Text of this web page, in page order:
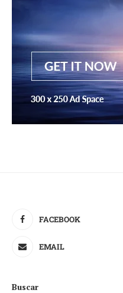
FACEBOOK
EMAIL
Buscar